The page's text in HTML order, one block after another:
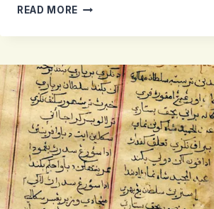
READ MORE BAHASA
BAHASA